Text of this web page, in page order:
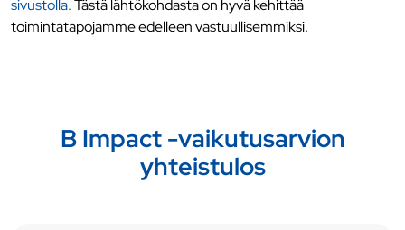
sivustolla.Tästä lähtökohdasta on hyvä kehittää
toimintatapojamme edelleen vastuullisemmiksi.
B Impact -vaikutusarvion
yhteistulos